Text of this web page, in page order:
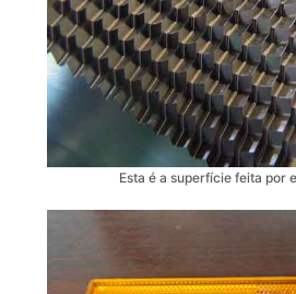
Esta é a superfície feita por